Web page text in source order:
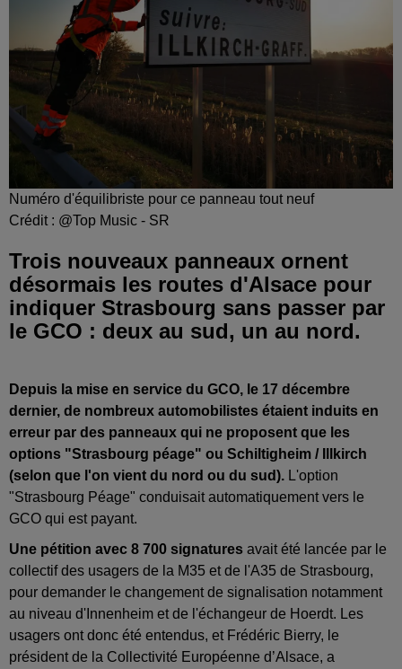
Numéro d'équilibriste pour ce panneau tout neuf
Crédit : @Top Music - SR
Trois nouveaux panneaux ornent
désormais les routes d'Alsace pour
indiquer Strasbourg sans passer par
le GCO : deux au sud, un au nord.
Depuis la mise en service du GCO, le 17 décembre
dernier, de nombreux automobilistes étaient induits en
erreur par des panneaux qui ne proposent que les
options "Strasbourg péage" ou Schiltigheim / Illkirch
(selon que l'on vient du nord ou du sud). L'option
"Strasbourg Péage" conduisait automatiquement vers le
GCO qui est payant.
Une pétition avec 8 700 signatures avait été lancée par le
collectif des usagers de la M35 et de l'A35 de Strasbourg,
pour demander le changement de signalisation notamment
au niveau d'Innenheim et de l'échangeur de Hoerdt. Les
usagers ont donc été entendus, et Frédéric Bierry, le
président de la Collectivité Européenne d’Alsace, a